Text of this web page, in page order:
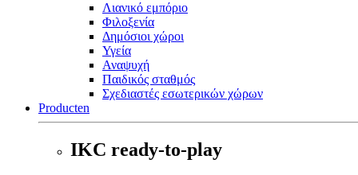
Λιανικό εμπόριο
Φιλοξενία
Δημόσιοι χώροι
Υγεία
Αναψυχή
Παιδικός σταθμός
Σχεδιαστές εσωτερικών χώρων
Producten
IKC ready-to-play